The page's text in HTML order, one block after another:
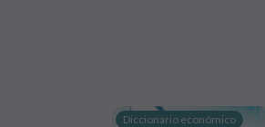
Diccionario económico